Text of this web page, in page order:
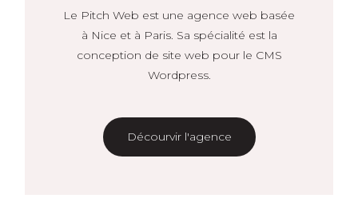
Le Pitch Web est une agence web basée
à Nice et à Paris. Sa spécialité est la
conception de site web pour le CMS
Wordpress.
Décourvir l'agence